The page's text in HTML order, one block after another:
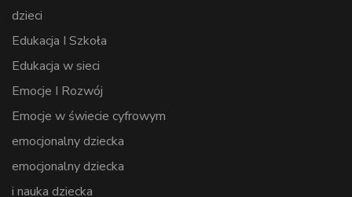
dzieci
Edukacja I Szkoła
Edukacja w sieci
Emocje I Rozwój
Emocje w świecie cyfrowym
emocjonalny dziecka
emocjonalny dziecka
i nauka dziecka